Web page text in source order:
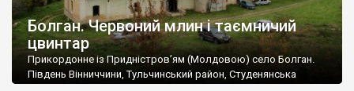
Болган. Червоний млин і таємничий
цвинтар
Прикордонне із Придністров’ям (Молдовою) село Болган.
Південь Вінниччини, Тульчинський район, Студенянська